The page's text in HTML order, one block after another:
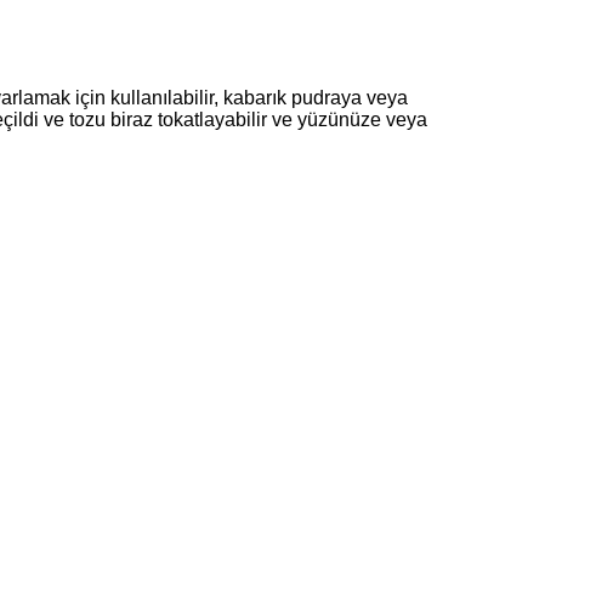
için kullanılabilir, kabarık pudraya veya
ve tozu biraz tokatlayabilir ve yüzünüze veya